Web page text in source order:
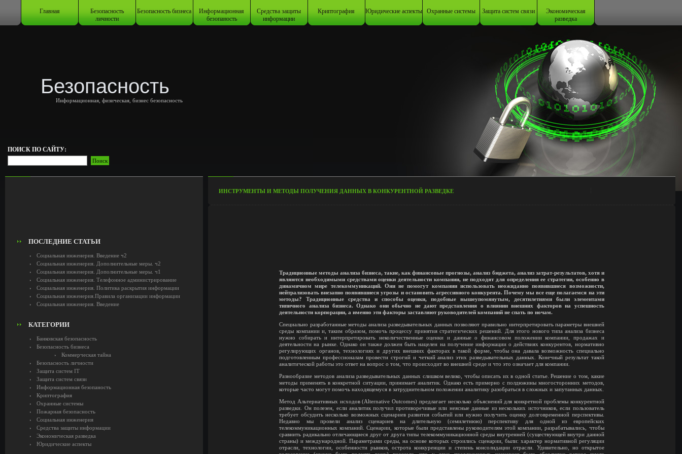
Главная Безопасность
личности
Безопасность бизнеса Информационная
безопаность
Средства защиты
информации
Криптография Юридические аспекты Охранные системы Защита систем связи Экономическая
разведка
Безопасность
Информационная, физическая, бизнес безопасность
ПОИСК ПО САЙТУ:
ПОСЛЕДНИЕ СТАТЬИ
Социальная инженерия. Введение ч2
Социальная инженерия. Дополнительные меры. ч2
Социальная инженерия. Дополнительные меры. ч1
Социальная инженерия. Телефонное администрирование
Социальная инженерия. Политика раскрытия информации
Социальная инженерия.Правила организации информации
Социальная инженерия. Введение
КАТЕГОРИИ
Банковская безопасность
Безопасность бизнеса
Коммерческая тайна
Безопасность личности
Защита систем IT
Защита систем связи
Информационная безопаность
Криптография
Охранные системы
Пожарная безопасность
Социальная инженерия
Средства защиты информации
Экономическая разведка
Юридические аспекты
ИНСТРУМЕНТЫ И МЕТОДЫ ПОЛУЧЕНИЯ ДАННЫХ В КОНКУРЕНТНОЙ РАЗВЕДКЕ
Традиционные методы анализа бизнеса, такие, как финансовые прогнозы, анализ бюджета, анализ затрат-результатов, хотя и
являются необходимыми средствами оценки деятельности компании, не подходят для определения ее стратегии, особенно в
динамичном мире телекоммуникаций. Они не помогут компании использовать неожиданно появившиеся возможности,
нейтрализовать внезапно появившиеся угрозы и остановить агрессивного конкурента. Почему мы все еще полагаемся на эти
методы? Традиционные средства и способы оценки, подобные вышеупомянутым, десятилетиями были элементами
типичного анализа бизнеса. Однако они обычно не дают представления о влиянии внешних факторов на успешность
деятельности корпорации, а именно эти факторы заставляют руководителей компаний не спать по ночам.
Специально разработанные методы анализа разведывательных данных позволяют правильно интерпретировать параметры внешней
среды компании и, таким образом, помочь процессу принятия стратегических решений. Для этого нового типа анализа бизнеса
нужно собирать и интерпретировать неколичественные оценки и данные о финансовом положении компании, продажах и
деятельности на рынке. Однако он также должен быть нацелен на получение информации о действиях конкурентов, нормативно
регулирующих органов, технологиях и других внешних факторах в такой форме, чтобы она давала возможность специально
подготовленным профессионалам провести строгий и четкий анализ этих разведывательных данных. Конечный результат такой
аналитической работы это ответ на вопрос о том, что происходит во внешней среде и что это означает для компании.
Разнообразие методов анализа разведывательных данных слишком велико, чтобы описать их в одной статье. Решение о том, какие
методы применять в конкретной ситуации, принимает аналитик. Однако есть примерно с полдюжины многосторонних методов,
которые часто могут помочь находящемуся в затруднительном положении аналитику разобраться в сложных и запутанных данных.
Метод Альтернативных исходов (Alternative Outcomes) предлагает несколько объяснений для конкретной проблемы конкурентной
разведки. Он полезен, если аналитик получил противоречивые или неясные данные из нескольких источников, если пользователь
требует обсудить несколько возможных сценариев развития событий или нужно получить оценку долговременной перспективы.
Недавно мы провели анализ сценариев на длительную (семилетнюю) перспективу для одной из европейских
телекоммуникационных компаний. Сценарии, которые были представлены руководителям этой компании, разрабатывались, чтобы
сравнить радикально отличающиеся друг от друга типы телекоммуникационной среды внутренней (существующей внутри данной
страны) и международной. Параметрами среды, на основе которых строились сценарии, были: характер нормативной регуляции
отрасли, технологии, особенности рынков, острота конкуренции и степень консолидации отрасли. Удивительно, но открытое